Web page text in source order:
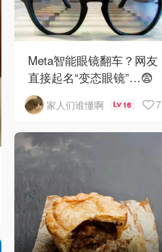
Meta智能眼镜翻车？网友
直接起名“变态眼镜”…😨
家人们谁懂啊 16 7